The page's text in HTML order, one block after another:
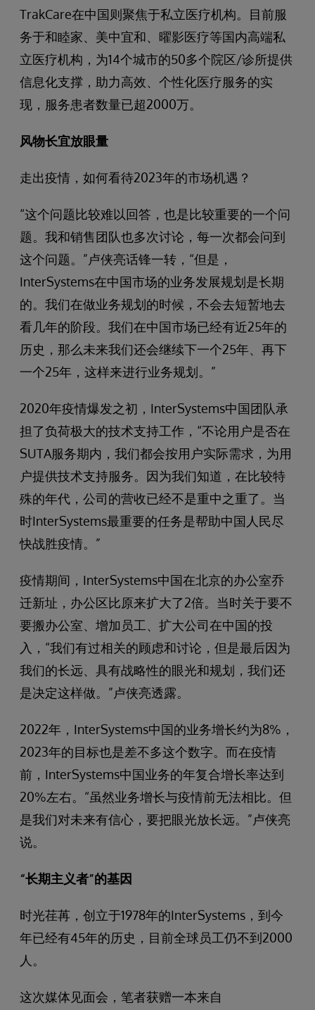
TrakCare在中国则聚焦于私立医疗机构。目前服
务于和睦家、美中宜和、曜影医疗等国内高端私
立医疗机构，为14个城市的50多个院区/诊所提供
信息化支撑，助力高效、个性化医疗服务的实
现，服务患者数量已超2000万。
风物长宜放眼量
走出疫情，如何看待2023年的市场机遇？
“这个问题比较难以回答，也是比较重要的一个问
题。我和销售团队也多次讨论，每一次都会问到
这个问题。”卢侠亮话锋一转，“但是，
InterSystems在中国市场的业务发展规划是长期
的。我们在做业务规划的时候，不会去短暂地去
看几年的阶段。我们在中国市场已经有近25年的
历史，那么未来我们还会继续下一个25年、再下
一个25年，这样来进行业务规划。”
2020年疫情爆发之初，InterSystems中国团队承
担了负荷极大的技术支持工作，“不论用户是否在
SUTA服务期内，我们都会按用户实际需求，为用
户提供技术支持服务。因为我们知道，在比较特
殊的年代，公司的营收已经不是重中之重了。当
时InterSystems最重要的任务是帮助中国人民尽
快战胜疫情。”
疫情期间，InterSystems中国在北京的办公室乔
迁新址，办公区比原来扩大了2倍。当时关于要不
要搬办公室、增加员工、扩大公司在中国的投
入，“我们有过相关的顾虑和讨论，但是最后因为
我们的长远、具有战略性的眼光和规划，我们还
是决定这样做。”卢侠亮透露。
2022年，InterSystems中国的业务增长约为8%，
2023年的目标也是差不多这个数字。而在疫情
前，InterSystems中国业务的年复合增长率达到
20%左右。“虽然业务增长与疫情前无法相比。但
是我们对未来有信心，要把眼光放长远。”卢侠亮
说。
“长期主义者”的基因
时光荏苒，创立于1978年的InterSystems，到今
年已经有45年的历史，目前全球员工仍不到2000
人。
这次媒体见面会，笔者获赠一本来自